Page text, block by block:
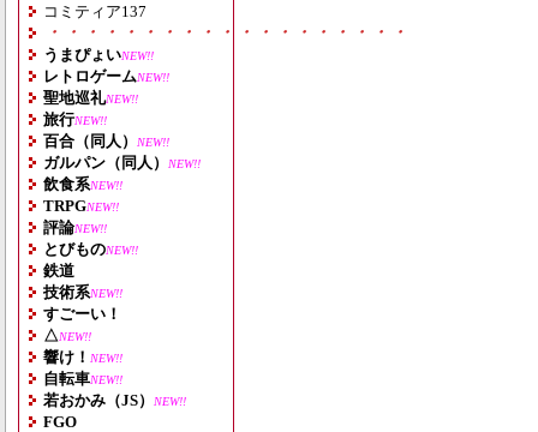
コミティア137
・・・・・・・・・・・・・・・・・・・
うまぴょいNEW!!
レトロゲームNEW!!
聖地巡礼NEW!!
旅行NEW!!
百合（同人） NEW!!
ガルパン（同人） NEW!!
飲食系NEW!!
TRPGNEW!!
評論NEW!!
とびものNEW!!
鉄道
技術系NEW!!
すごーい！
△NEW!!
響け！ NEW!!
自転車NEW!!
若おかみ（JS） NEW!!
FGO